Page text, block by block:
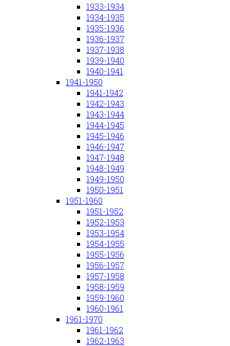
1933-1934
1934-1935
1935-1936
1936-1937
1937-1938
1939-1940
1940-1941
1941-1950
1941-1942
1942-1943
1943-1944
1944-1945
1945-1946
1946-1947
1947-1948
1948-1949
1949-1950
1950-1951
1951-1960
1951-1952
1952-1953
1953-1954
1954-1955
1955-1956
1956-1957
1957-1958
1958-1959
1959-1960
1960-1961
1961-1970
1961-1962
1962-1963